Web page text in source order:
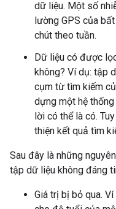
dữ liệu. Một số
lường GPS của
chút theo tuần.
Dữ liệu có được
không? Ví dụ: tập
cụm từ tìm kiếm
dựng một hệ
lời có thể là có.
thiện kết quả tìm
Sau đây là những
tập dữ liệu không đáng
Giá trị bị bỏ qua.